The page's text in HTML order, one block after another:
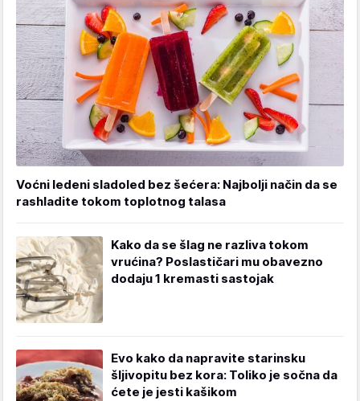
Voćni ledeni sladoled bez šećera: Najbolji način da se
rashladite tokom toplotnog talasa
Kako da se šlag ne razliva tokom
vrućina? Poslastičari mu obavezno
dodaju 1 kremasti sastojak
Evo kako da napravite starinsku
šljivopitu bez kora: Toliko je sočna da
ćete je jesti kašikom